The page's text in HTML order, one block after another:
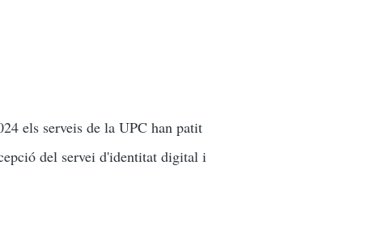
els serveis de la UPC han patit
del servei d'identitat digital i